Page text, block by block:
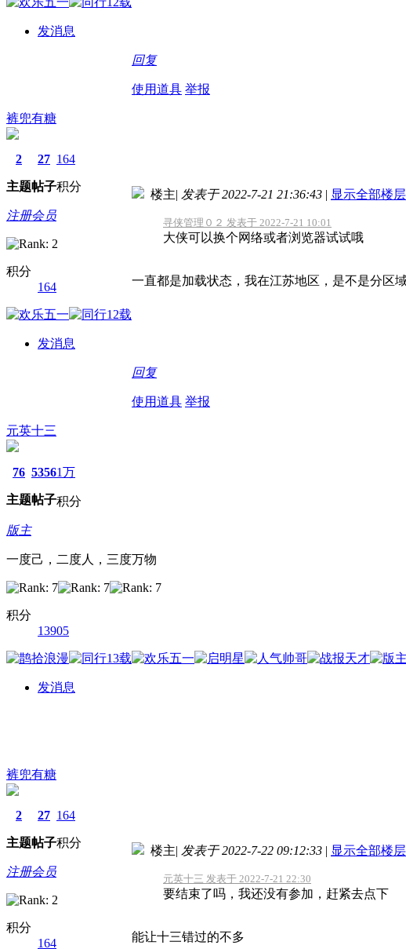
发消息
回复
使用道具 举报
裤兜有糖
2
主题
27
帖子
164
积分
注册会员
积分
164
发消息
楼主| 发表于 2022-7-21 21:36:43 | 显示全部楼层
寻侠管理０２ 发表于 2022-7-21 10:01
大侠可以换个网络或者浏览器试试哦
一直都是加载状态，我在江苏地区，是不是分区
回复
使用道具 举报
元英十三
76
主题
5356
帖子
1万
积分
版主
一度己，二度人，三度万物
积分
13905
发消息
裤兜有糖
2
主题
27
帖子
164
积分
注册会员
积分
164
楼主| 发表于 2022-7-22 09:12:33 | 显示全部楼层
元英十三 发表于 2022-7-21 22:30
要结束了吗，我还没有参加，赶紧去点下
能让十三错过的不多